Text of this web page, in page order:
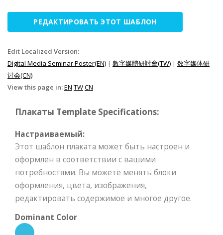
РЕДАКТИРОВАТЬ ЭТОТ ШАБЛОН
Edit Localized Version:
Digital Media Seminar Poster(EN) | 數字媒體研討會(TW) | 数字媒体研
讨会(CN)
View this page in:EN TWCN
Плакаты Template Specifications:
Настраиваемый:
Этот шаблон плаката может быть настроен и
оформлен в соответствии с вашими
потребностями. Вы можете менять блоки
оформления, цвета, изображения,
редактировать содержимое и многое другое.
Dominant Color